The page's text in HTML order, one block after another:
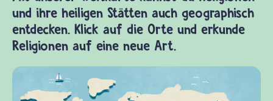
und ihre heiligen Stätten auch geographisch
entdecken. Klick auf die Orte und erkunde
Religionen auf eine neue Art.